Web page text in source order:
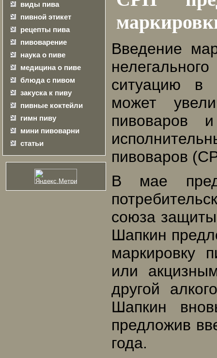
виды пива
пивной этикет
рецепты пива
пивоварение
наука о пиве
медицина о пиве
блюда с пивом
закуска к пиву
пивные коктейли
гимн пиву
мини пивоварни
статьи
Введение
ситуацию в
может
пивоваров
пивоваров
В мае
союза
Шапкин
маркировку
или
другой
Шапкин
предложив
года.